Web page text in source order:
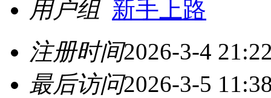
用户组 新手上路
注册时间2026-3-4
最后访问2026-3-5